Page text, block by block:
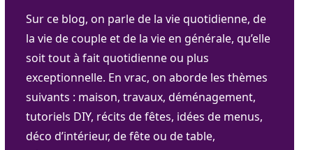
Sur ce blog, on parle de la vie quotidienne, de
la vie de couple et de la vie en générale, qu’elle
soit tout à fait quotidienne ou plus
exceptionnelle. En vrac, on aborde les thèmes
suivants : maison, travaux, déménagement,
tutoriels DIY, récits de fêtes, idées de menus,
déco d’intérieur, de fête ou de table,